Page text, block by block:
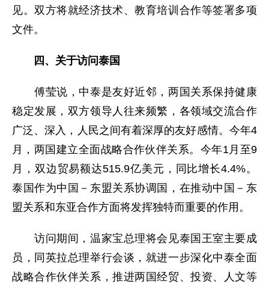
见。双方将就经济技术、教育培训合作等签署多项
文件。
四、关于访问泰国
傅莹说，中泰是友好近邻，两国关系保持健康
稳定发展，双方领导人往来频繁，各领域交流合作
广泛、深入，人民之间有着深厚的友好感情。今年4
月，两国建立全面战略合作伙伴关系。今年1月至9
月，双边贸易额达515.9亿美元，同比增长4.4%。
泰国作为中国－东盟关系协调国，在推动中国－东
盟关系和东亚合作方面将发挥独特而重要的作用。
访问期间，温家宝总理将会见泰国王室主要成
员，同英拉总理举行会谈，就进一步深化中泰全面
战略合作伙伴关系，推进两国经贸、投资、人文等